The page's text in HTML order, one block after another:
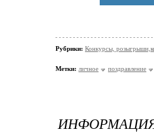
Рубрики: Конкурсы,
Метки: личное поздравление